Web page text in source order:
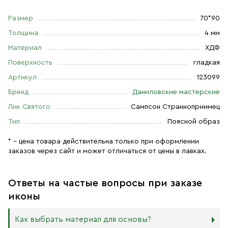
Размер 70*90
Толщина 4 мм
Материал ХДФ
Поверхность гладкая
Артикул 123099
Бренд Даниловские мастерские
Лик Святого Сампсон Странноприимец
Тип Поясной образ
* – цена товара действительна только при оформлении
заказов через сайт и может отличаться от цены в лавках.
Ответы на частые вопросы при заказе
иконы
Как выбрать материал для основы?